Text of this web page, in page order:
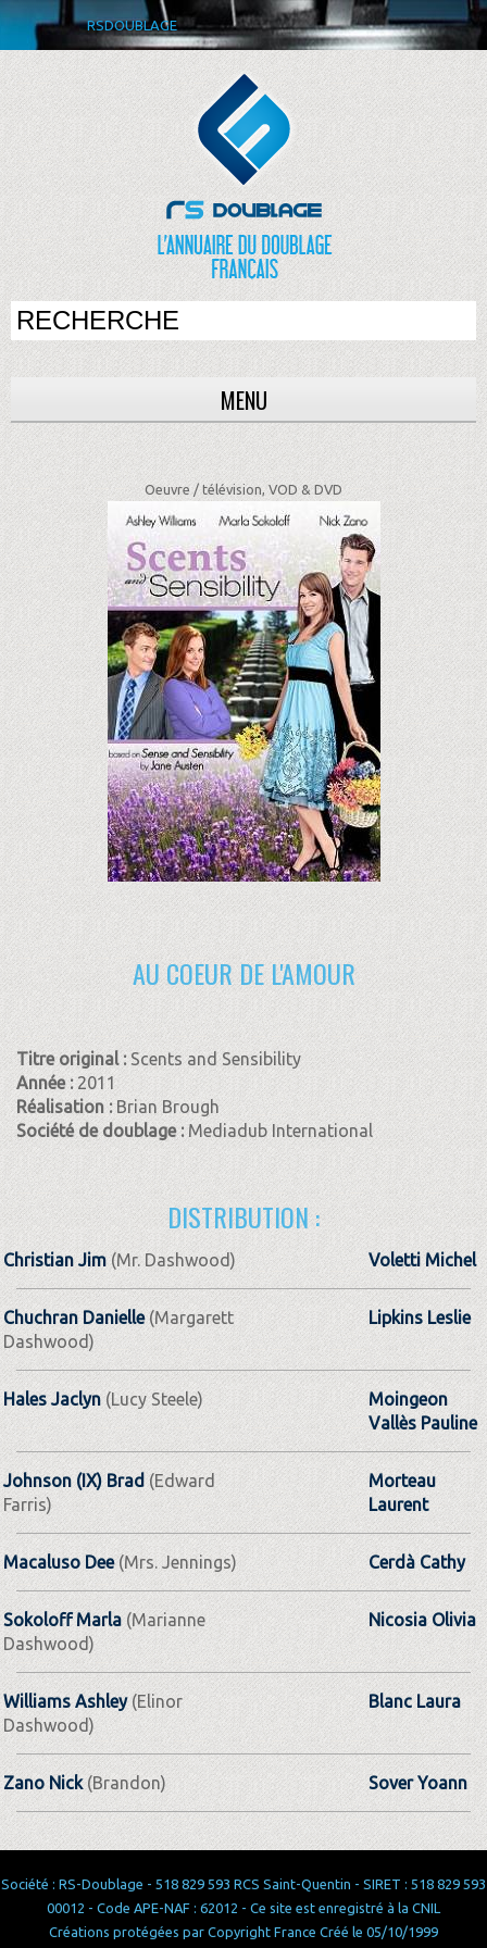
RSDOUBLAGE
MENU
Oeuvre / télévision, VOD & DVD
AU COEUR DE L'AMOUR
Titre original : Scents and Sensibility
Année : 2011
Réalisation :Brian Brough
Société de doublage :Mediadub International
DISTRIBUTION :
Christian Jim(Mr. Dashwood) Voletti Michel
Chuchran Danielle(Margarett
Dashwood)
Lipkins Leslie
Hales Jaclyn (Lucy Steele)
Moingeon
Vallès Pauline
Johnson (IX) Brad (Edward
Farris)
Morteau
Laurent
Macaluso Dee(Mrs. Jennings) Cerdà Cathy
Sokoloff Marla(Marianne
Dashwood)
Nicosia Olivia
Williams Ashley(Elinor
Dashwood)
Blanc Laura
Zano Nick(Brandon) Sover Yoann
Société : RS-Doublage - 518 829 593 RCS Saint-Quentin - SIRET : 518 829 593
00012 - Code APE-NAF : 62012 - Ce site est enregistré à la CNIL
Créations protégées par Copyright France Créé le 05/10/1999